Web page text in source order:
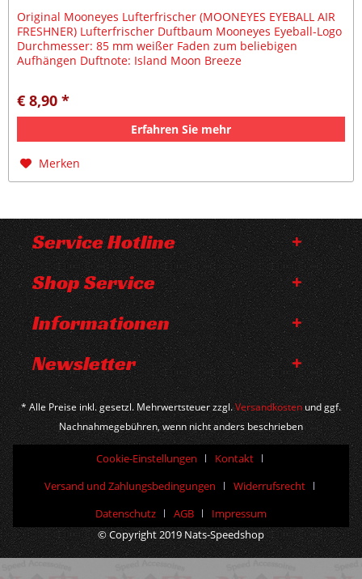
Original Mooneyes Lufterfrischer (MOONEYES EYEBALL AIR
FRESHNER) Lufterfrischer Duftbaum Mooneyes Eyeball-Logo
Durchmesser: 85 mm weißer Faden zum beliebigen
Aufhängen Duftnote: Island Moon Breeze
€ 8,90 *
Erfahren Sie mehr
Merken
Service Hotline
Shop Service
Informationen
Newsletter
* Alle Preise inkl. gesetzl. Mehrwertsteuer zzgl.Versandkosten und ggf.
Nachnahmegebühren, wenn nicht anders beschrieben
Cookie-Einstellungen
Kontakt
Versand und Zahlungsbedingungen
Widerrufsrecht
Datenschutz
AGB
Impressum
© Copyright 2019 Nats-Speedshop